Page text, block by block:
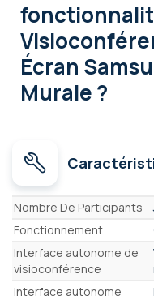
Écran
Murale ?
Caractéristiques
Nombre De Participants
Fonctionnement
Interface autonome de
visioconférence
Interface autonome